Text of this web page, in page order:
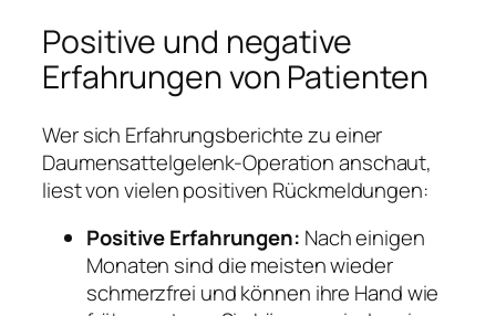
Positive und negative
Erfahrungen von Patienten
Wer sich Erfahrungsberichte zu einer
Daumensattelgelenk-Operation anschaut,
liest von vielen positiven Rückmeldungen:
Positive Erfahrungen: Nach einigen
Monaten sind die meisten wieder
schmerzfrei und können ihre Hand wie